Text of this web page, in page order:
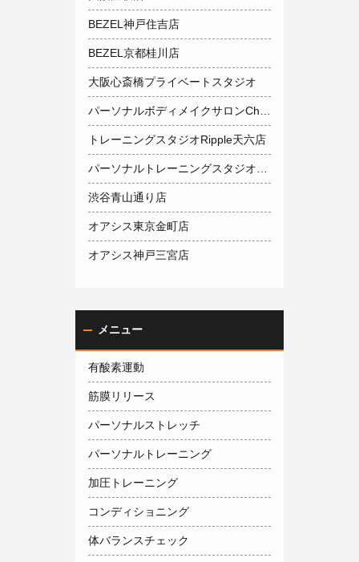
BEZEL神戸住吉店
BEZEL京都桂川店
大阪心斎橋プライベートスタジオ
パーソナルボディメイクサロンCherish神戸岡本店
トレーニングスタジオRipple天六店
パーソナルトレーニングスタジオ1600大阪梅田店
渋谷青山通り店
オアシス東京金町店
オアシス神戸三宮店
メニュー
有酸素運動
筋膜リリース
パーソナルストレッチ
パーソナルトレーニング
加圧トレーニング
コンディショニング
体バランスチェック